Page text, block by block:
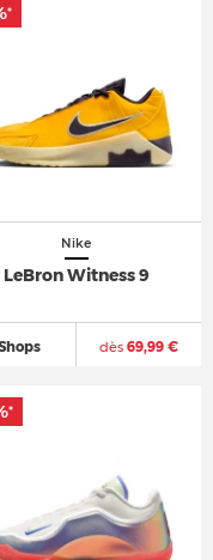
Nike
LeBron Witness 9
dès69,99 €
*
*